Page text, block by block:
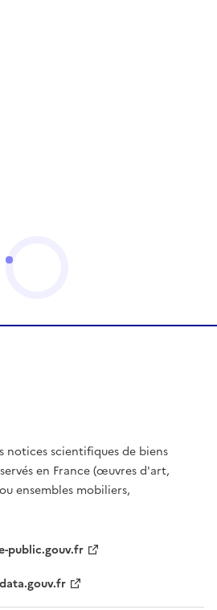
notices scientifiques de biens
en France (œuvres d'art,
ensembles mobiliers,
public.gouv.fr
data.gouv.fr